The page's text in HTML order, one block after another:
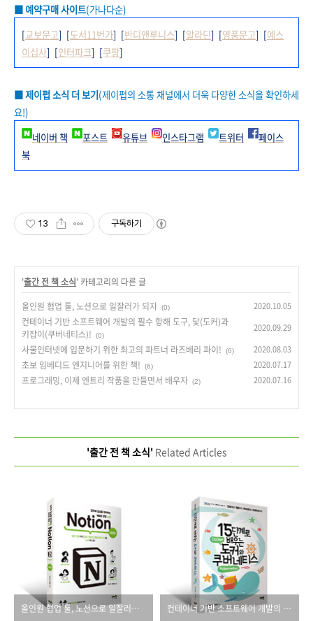
■ 예약구매 사이트(가나다순)
[교보문고] [도서11번가] [반디앤루니스] [알라딘] [영풍문고] [예스
이십사] [인터파크] [쿠팡]
■ 제이펍 소식 더 보기(제이펍의 소통 채널에서 더욱 다양한 소식을 확인하세
요!)
네이버 책
포스트 유튜브 인스타그램 트위터
페이스
북
13 구독하기
'출간 전 책 소식' 카테고리의 다른 글
올인원 협업 툴, 노션으로 일잘러가 되자 (0) 2020.10.05
컨테이너 기반 소프트웨어 개발의 필수 항해 도구, 닻(도커)과
키잡이(쿠버네티스)!
(0)
2020.09.29
사물인터넷에 입문하기 위한 최고의 파트너 라즈베리 파이! (6) 2020.08.03
초보 임베디드 엔지니어를 위한 책! (6) 2020.07.17
프로그래밍, 이제 엔트리 작품을 만들면서 배우자 (2) 2020.07.16
'출간 전 책 소식'Related Articles
올인원 협업 툴, 노션으로 일잘러가 되자 컨테이너 기반 소프트웨어 개발의 필수 항해 도구, 닻(도커)과 키잡이(쿠버네티스)!